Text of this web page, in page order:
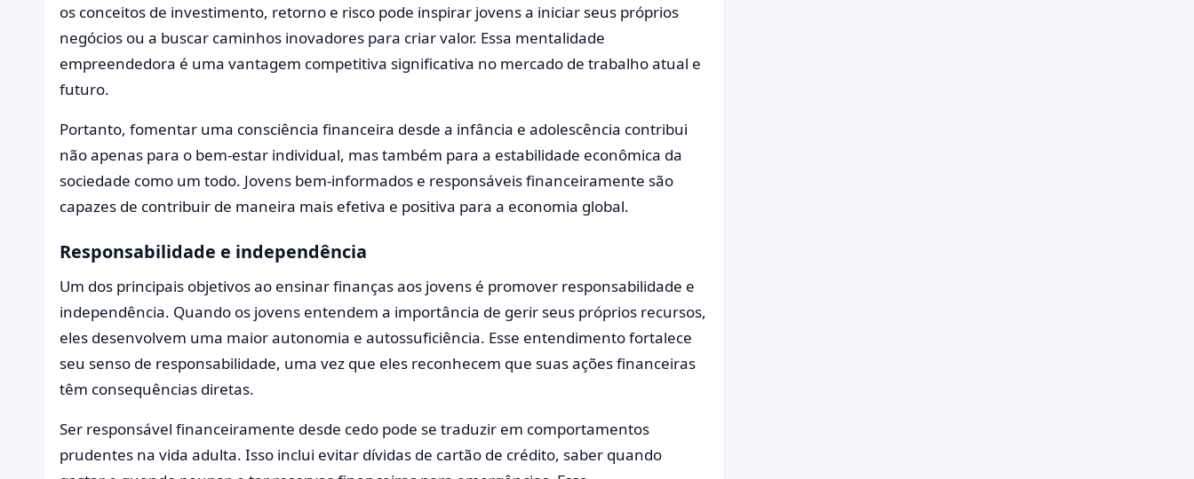
os conceitos de investimento, retorno e risco pode inspirar jovens a iniciar seus próprios
negócios ou a buscar caminhos inovadores para criar valor. Essa mentalidade
empreendedora é uma vantagem competitiva significativa no mercado de trabalho atual e
futuro.
Portanto, fomentar uma consciência financeira desde a infância e adolescência contribui
não apenas para o bem-estar individual, mas também para a estabilidade econômica da
sociedade como um todo. Jovens bem-informados e responsáveis financeiramente são
capazes de contribuir de maneira mais efetiva e positiva para a economia global.
Responsabilidade e independência
Um dos principais objetivos ao ensinar finanças aos jovens é promover responsabilidade e
independência. Quando os jovens entendem a importância de gerir seus próprios recursos,
eles desenvolvem uma maior autonomia e autossuficiência. Esse entendimento fortalece
seu senso de responsabilidade, uma vez que eles reconhecem que suas ações financeiras
têm consequências diretas.
Ser responsável financeiramente desde cedo pode se traduzir em comportamentos
prudentes na vida adulta. Isso inclui evitar dívidas de cartão de crédito, saber quando